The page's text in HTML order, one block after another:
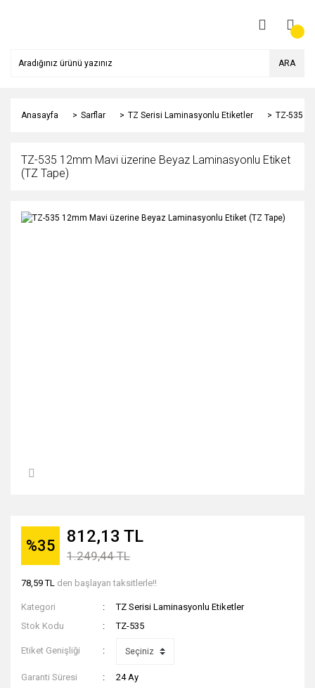
ARA
Anasayfa Sarflar TZ Serisi Laminasyonlu Etiketler TZ-535
TZ-535 12mm Mavi üzerine Beyaz Laminasyonlu Etiket
(TZ Tape)
%35 812,13 TL
1.249,44 TL
78,59 TL den başlayan taksitlerle!!
Kategori
TZ Serisi Laminasyonlu Etiketler
Stok Kodu
TZ-535
Etiket Genişliği
Garanti Süresi
24 Ay